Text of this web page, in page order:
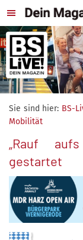
Sie sind hier: BS-
Mobilität
„Rauf
gestartet